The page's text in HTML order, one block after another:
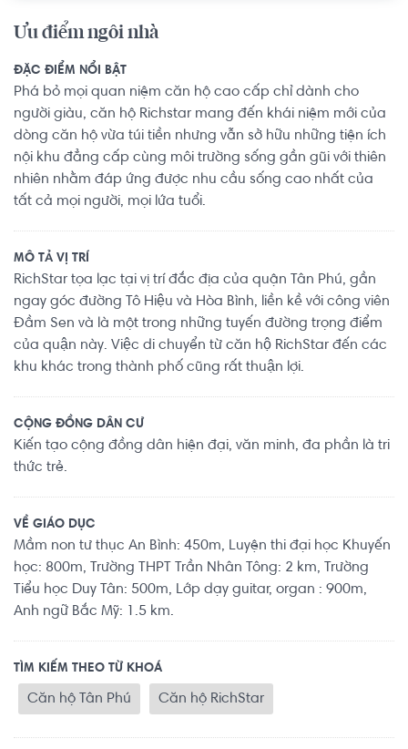
Ưu điểm ngôi nhà
ĐẶC ĐIỂM NỔI BẬT
Phá bỏ mọi quan niệm căn hộ cao cấp chỉ dành cho
người giàu, căn hộ Richstar mang đến khái niệm mới của
dòng căn hộ vừa túi tiền nhưng vẫn sở hữu những tiện ích
nội khu đẳng cấp cùng môi trường sống gần gũi với thiên
nhiên nhằm đáp ứng được nhu cầu sống cao nhất của
tất cả mọi người, mọi lứa tuổi.
MÔ TẢ VỊ TRÍ
RichStar tọa lạc tại vị trí đắc địa của quận Tân Phú, gần
ngay góc đường Tô Hiệu và Hòa Bình, liền kề với công viên
Đầm Sen và là một trong những tuyến đường trọng điểm
của quận này. Việc di chuyển từ căn hộ RichStar đến các
khu khác trong thành phố cũng rất thuận lợi.
CỘNG ĐỒNG DÂN CƯ
Kiến tạo cộng đồng dân hiện đại, văn minh, đa phần là tri
thức trẻ.
VỀ GIÁO DỤC
Mầm non tư thục An Bình: 450m, Luyện thi đại học Khuyến
học: 800m, Trường THPT Trần Nhân Tông: 2 km, Trường
Tiểu học Duy Tân: 500m, Lớp dạy guitar, organ : 900m,
Anh ngữ Bắc Mỹ: 1.5 km.
TÌM KIẾM THEO TỪ KHOÁ
Căn hộ Tân Phú Căn hộ RichStar